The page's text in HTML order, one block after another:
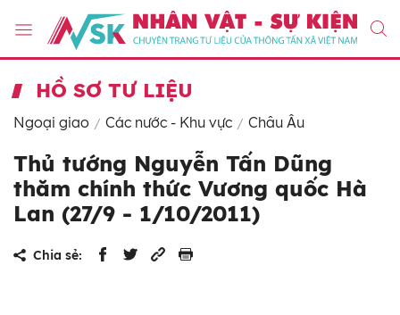
HỒ SƠ TƯ LIỆU
Ngoại giao Các nước - Khu vực Châu Âu
Thủ tướng Nguyễn Tấn Dũng
thăm chính thức Vương quốc Hà
Lan (27/9 - 1/10/2011)
Chia sẻ: